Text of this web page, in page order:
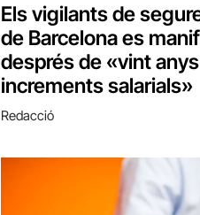
Els vigilants de
de Barcelona es
després de «vint
increments salarials»
Redacció